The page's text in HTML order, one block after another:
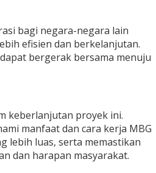
bagi negara-negara lain
efisien dan berkelanjutan.
bergerak bersama menuju
keberlanjutan proyek ini.
manfaat dan cara kerja MBG
lebih luas, serta memastikan
dan harapan masyarakat.